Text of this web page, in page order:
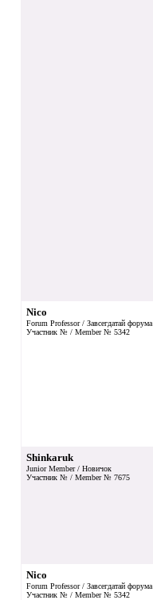
Nico
Forum Professor / Завсегдатай форума
Участник № / Member № 5342
Shinkaruk
Junior Member / Новичок
Участник № / Member № 7675
Nico
Forum Professor / Завсегдатай форума
Участник № / Member № 5342